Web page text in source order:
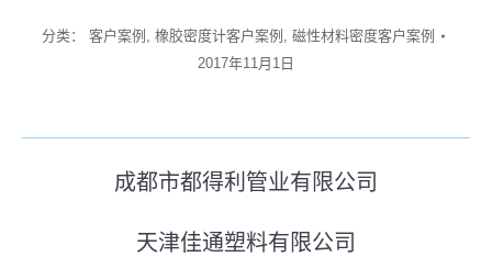
分类： 客户案例 , 橡胶密度计客户案例 , 磁性材料密度客户案例
2017年11月1日
历
史
的
成都市都得利管业有限公司
未
天津佳通塑料有限公司